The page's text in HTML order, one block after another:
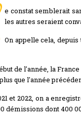
e constat semblerait
les autres seraient
On appelle cela,
de l'année, la
que l'année
et 2022, on a
démissions dont 400